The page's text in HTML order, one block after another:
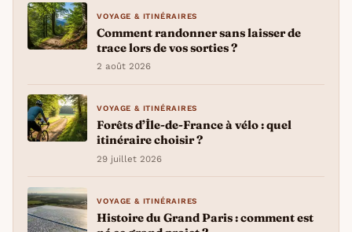
VOYAGE & ITINÉRAIRES
Comment randonner sans laisser de
trace lors de vos sorties ?
2 août 2026
VOYAGE & ITINÉRAIRES
Forêts d’Île-de-France à vélo : quel
itinéraire choisir ?
29 juillet 2026
VOYAGE & ITINÉRAIRES
Histoire du Grand Paris : comment est